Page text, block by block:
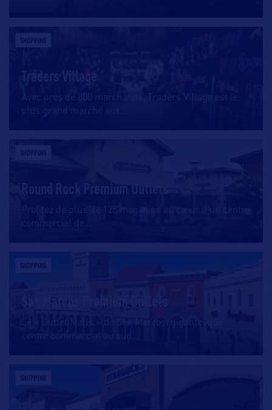
SHOPPING
Traders Village
Avec près de 800 marchands, Traders Village est le
plus grand marché aux
SHOPPING
Round Rock Premium Outlets
Profitez de plus de 125 magasins au cœur d’un centre
commercial de
SHOPPING
San Marcos Premium Outlets
Le « Outlet Malls » de San Marcos, gigantesque
centre commercial au sud
SHOPPING